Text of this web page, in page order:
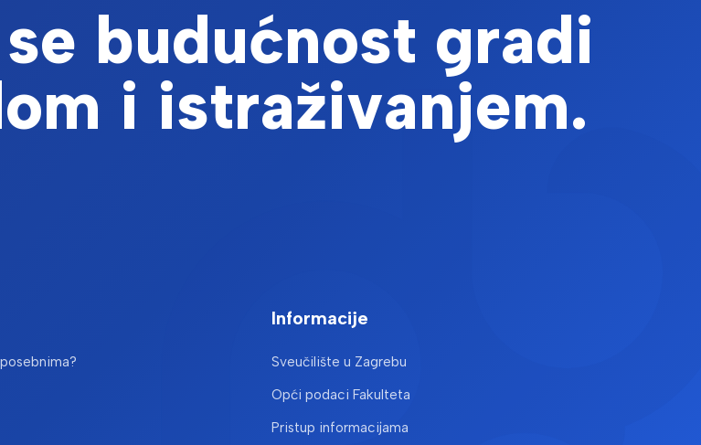
budućnost gradi
i istraživanjem.
Informacije
Sveučilište u Zagrebu
Opći podaci Fakulteta
Pristup informacijama